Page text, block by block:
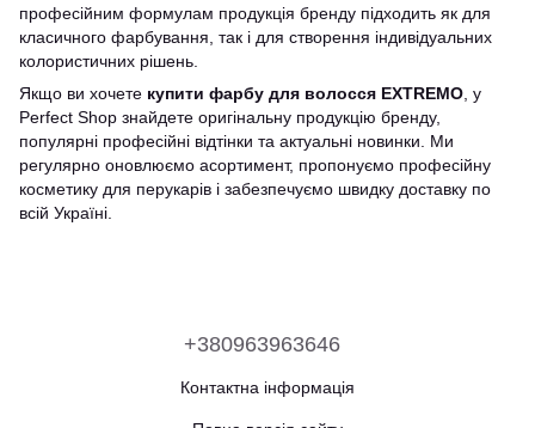
професійним формулам продукція бренду підходить як для
класичного фарбування, так і для створення індивідуальних
колористичних рішень.
Якщо ви хочете купити фарбу для волосся EXTREMO , у
Perfect Shop знайдете оригінальну продукцію бренду,
популярні професійні відтінки та актуальні новинки. Ми
регулярно оновлюємо асортимент, пропонуємо професійну
косметику для перукарів і забезпечуємо швидку доставку по
всій Україні.
+380963963646
Контактна інформація